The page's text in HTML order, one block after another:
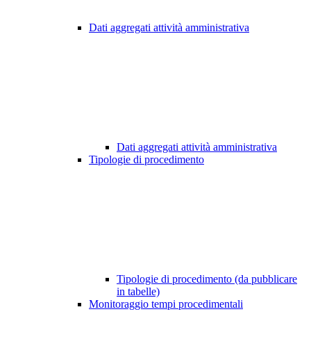
Dati aggregati attività amministrativa
Dati aggregati attività amministrativa
Tipologie di procedimento
Tipologie di procedimento (da pubblicare
in tabelle)
Monitoraggio tempi procedimentali